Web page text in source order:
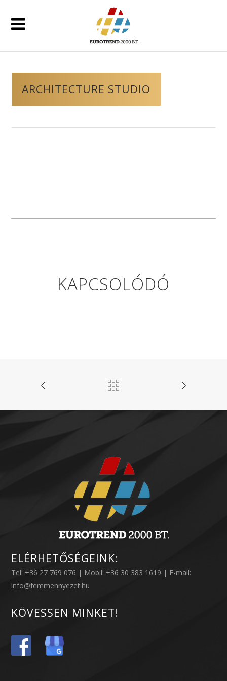
ARCHITECTURE STUDIO
KAPCSOLÓDÓ
ELÉRHETŐSÉGEINK:
Tel: +36 27 769 076 | Mobil: +36 30 383 1619 | E-mail:
info@femmennyezet.hu
KÖVESSEN MINKET!